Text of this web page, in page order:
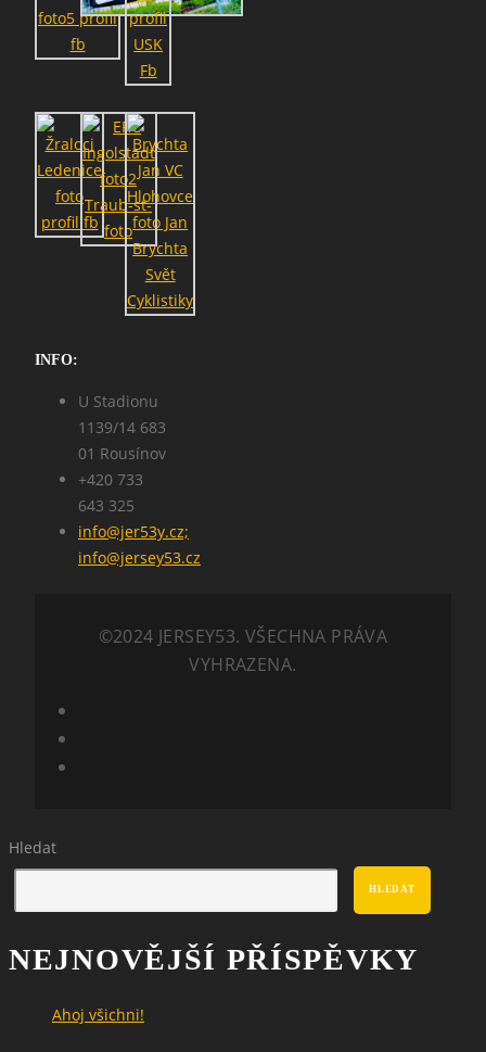
INFO:
U Stadionu
1139/14 683
01 Rousínov
+420 733
643 325
info@jer53y.cz;
info@jersey53.cz
©2024 JERSEY53. VŠECHNA PRÁVA
VYHRAZENA.
Hledat
HLEDAT
NEJNOVĚJŠÍ PŘÍSPĚVKY
Ahoj všichni!